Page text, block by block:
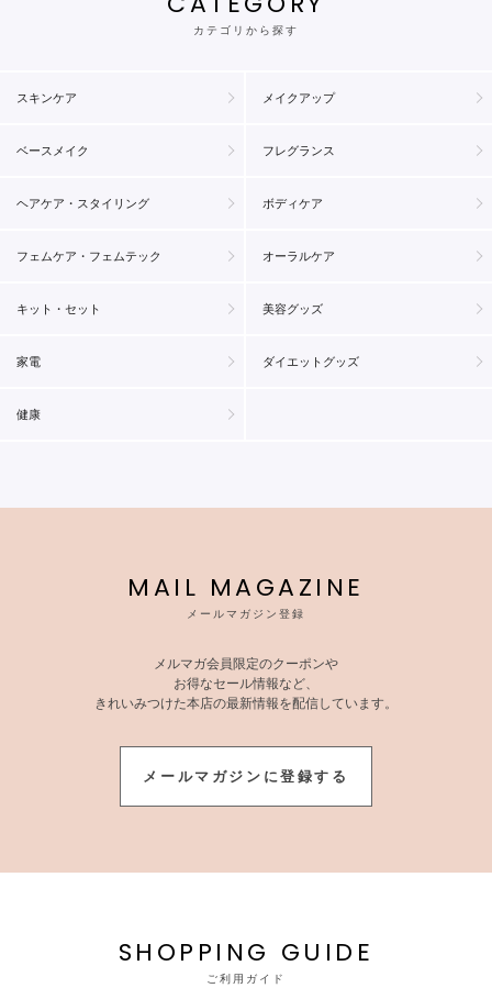
カテゴリから探す
スキンケア メイクアップ
ベースメイク フレグランス
ヘアケア・スタイリング ボディケア
フェムケア・フェムテック オーラルケア
キット・セット 美容グッズ
家電 ダイエットグッズ
健康
MAIL MAGAZINE
メールマガジン登録
メルマガ会員限定のクーポンや
お得なセール情報など、
きれいみつけた本店の最新情報を配信しています。
メールマガジンに登録する
SHOPPING GUIDE
ご利用ガイド